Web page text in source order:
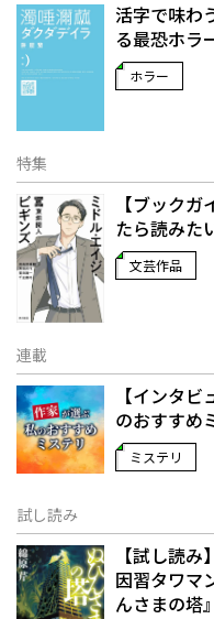
活字で味わ
る最恐ホラ
ホラー
特集
【ブック
たら読みた
文芸作品
連載
【インタ
のおすすめ
ミステリ
試し読み
【試し読
因習タワマ
んさまの塔